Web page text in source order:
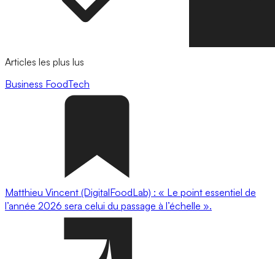
Articles les plus lus
Business FoodTech
Matthieu Vincent (DigitalFoodLab) : « Le point essentiel de
l’année 2026 sera celui du passage à l’échelle ».